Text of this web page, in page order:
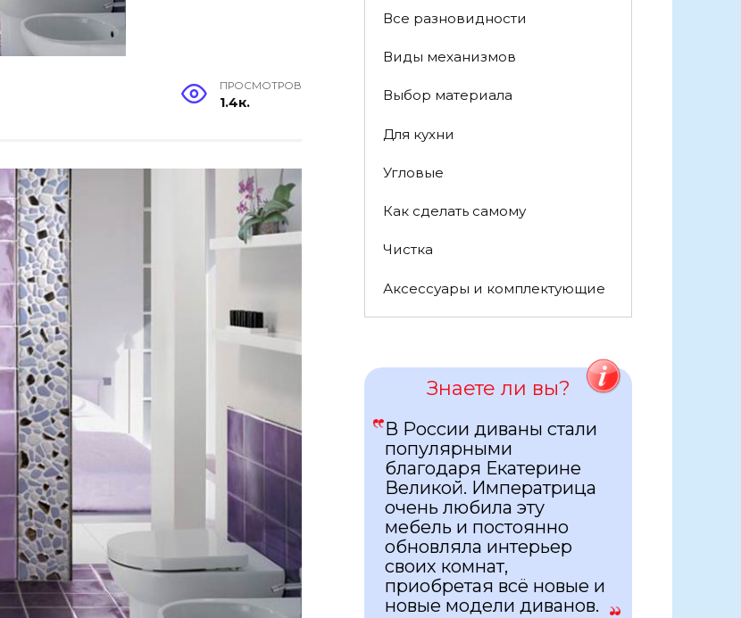
ПРОСМОТРОВ
1.4к.
Все разновидности
Виды механизмов
Выбор материала
Для кухни
Угловые
Как сделать самому
Чистка
Аксессуары и комплектующие
Знаете ли вы?
В России диваны стали
популярными
благодаря Екатерине
Великой. Императрица
очень любила эту
мебель и постоянно
обновляла интерьер
своих комнат,
приобретая всё новые и
новые модели диванов.